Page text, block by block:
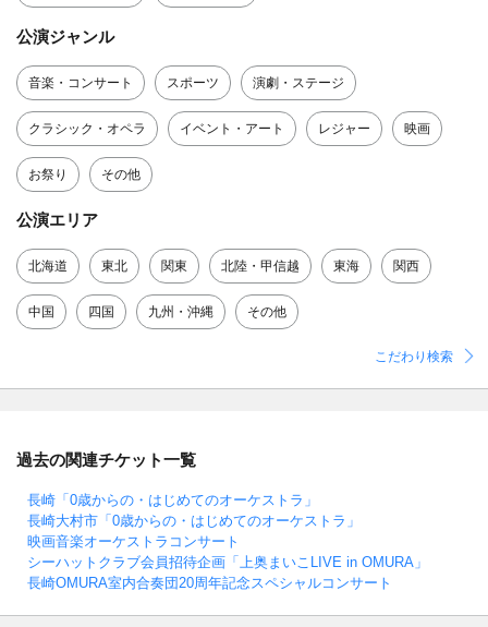
公演ジャンル
音楽・コンサート スポーツ 演劇・ステージ
クラシック・オペラ イベント・アート レジャー 映画
お祭り その他
公演エリア
北海道 東北 関東 北陸・甲信越 東海 関西
中国 四国 九州・沖縄 その他
こだわり検索
過去の関連チケット一覧
長崎「0歳からの・はじめてのオーケストラ」
長崎大村市「0歳からの・はじめてのオーケストラ」
映画音楽オーケストラコンサート
シーハットクラブ会員招待企画「上奥まいこLIVE in OMURA」
長崎OMURA室内合奏団20周年記念スペシャルコンサート